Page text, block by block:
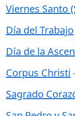
Viernes Santo
Día del Trabajo
Día de la
Corpus Christi
Sagrado